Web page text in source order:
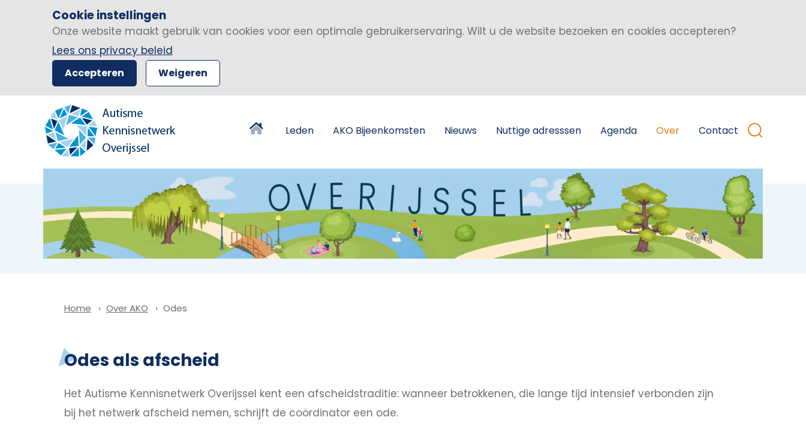
Cookie instellingen
Onze website maakt gebruik van cookies voor een optimale gebruikerservaring. Wilt u de website bezoeken en cookies accepteren?
Lees ons privacy beleid
Accepteren Weigeren
Leden AKO Bijeenkomsten Nieuws Nuttige adresssen Agenda Over Contact
Home Over AKO Odes
Odes als afscheid
Het Autisme Kennisnetwerk Overijssel kent een afscheidstraditie: wanneer betrokkenen, die lange tijd intensief verbonden zijn
bij het netwerk afscheid nemen, schrijft de coördinator een ode.